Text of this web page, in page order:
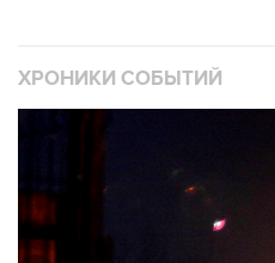
ХРОНИКИ СОБЫТИЙ